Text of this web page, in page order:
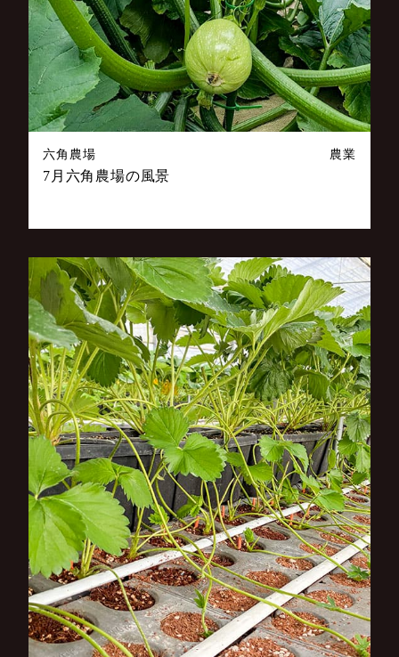
六角農場 農業
7月六角農場の風景